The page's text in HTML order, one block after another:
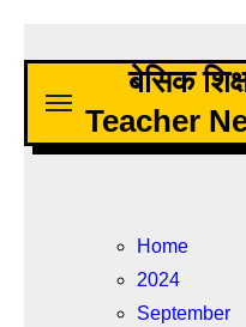
content
बेसिक
Teacher
Home
2024
September